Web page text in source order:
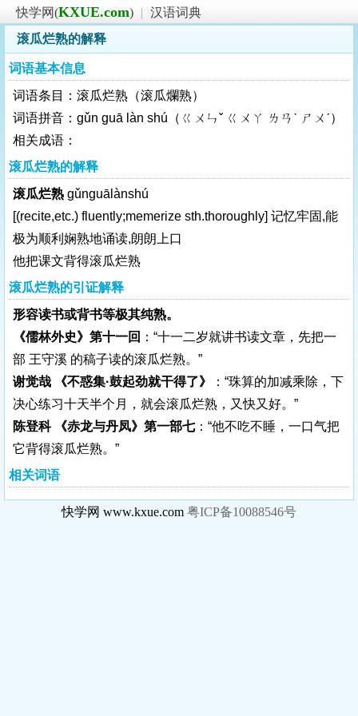
快学网(KXUE.com) | 汉语词典
滚瓜烂熟的解释
词语基本信息
词语条目：滚瓜烂熟（滚瓜爛熟）
词语拼音：gǔn guā làn shú（ㄍㄨㄣˇ ㄍㄨㄚ ㄌㄢˋ ㄕㄨˊ）
相关成语：
滚瓜烂熟的解释
滚瓜烂熟 gǔnguālànshú
[(recite,etc.) fluently;memerize sth.thoroughly] 记忆牢固,能
极为顺利娴熟地诵读,朗朗上口
他把课文背得滚瓜烂熟
滚瓜烂熟的引证解释
形容读书或背书等极其纯熟。
《儒林外史》第十一回 ：“十一二岁就讲书读文章，先把一
部 王守溪 的稿子读的滚瓜烂熟。”
谢觉哉 《不惑集·鼓起劲就干得了》
：“珠算的加减乘除，下
决心练习十天半个月，就会滚瓜烂熟，又快又好。”
陈登科 《赤龙与丹凤》第一部七：“他不吃不睡，一口气把
它背得滚瓜烂熟。”
相关词语
快学网 www.kxue.com 粤ICP备10088546号